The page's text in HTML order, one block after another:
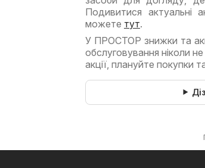
Подивитися актуальні
можете тут.
У ПРОСТОР знижки та
обслуговування ніколи
акції, плануйте покупки